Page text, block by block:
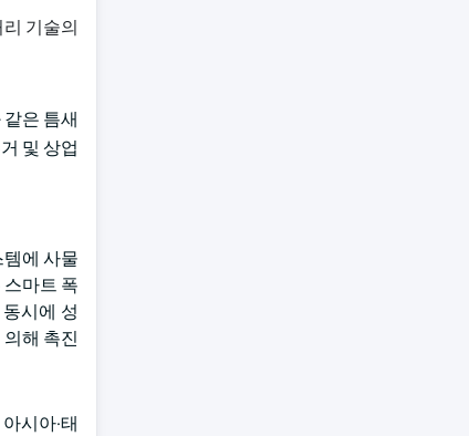
기술의
은 틈새
및 상업
에 사물
마트 폭
시에 성
해 촉진
시아·태